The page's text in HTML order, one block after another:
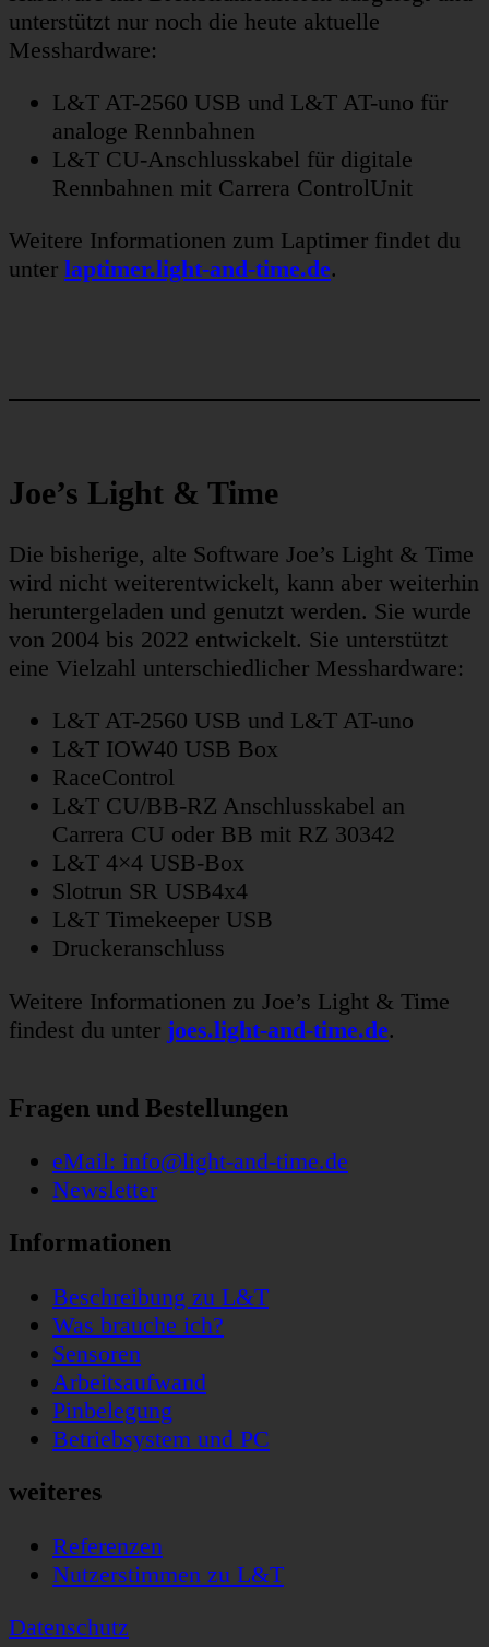
unterstützt nur noch die heute aktuelle
Messhardware:
L&T AT-2560 USB und L&T AT-uno für
analoge Rennbahnen
L&T CU-Anschlusskabel für digitale
Rennbahnen mit Carrera ControlUnit
Weitere Informationen zum Laptimer findet du
unter laptimer.light-and-time.de.
Joe’s Light & Time
Die bisherige, alte Software Joe’s Light & Time
wird nicht weiterentwickelt, kann aber weiterhin
heruntergeladen und genutzt werden. Sie wurde
von 2004 bis 2022 entwickelt. Sie unterstützt
eine Vielzahl unterschiedlicher Messhardware:
L&T AT-2560 USB und L&T AT-uno
L&T IOW40 USB Box
RaceControl
L&T CU/BB-RZ Anschlusskabel an
Carrera CU oder BB mit RZ 30342
L&T 4×4 USB-Box
Slotrun SR USB4x4
L&T Timekeeper USB
Druckeranschluss
Weitere Informationen zu Joe’s Light & Time
findest du unter joes.light-and-time.de.
Fragen und Bestellungen
eMail: info@light-and-time.de
Newsletter
Informationen
Beschreibung zu L&T
Was brauche ich?
Sensoren
Arbeitsaufwand
Pinbelegung
Betriebsystem und PC
weiteres
Referenzen
Nutzerstimmen zu L&T
Datenschutz